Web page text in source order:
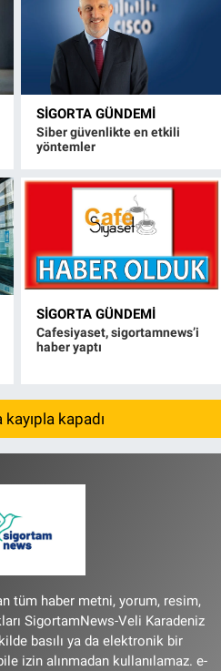
SIGORTA GÜNDEMI
Siber güvenlikte en etkili
yöntemler
SIGORTA GÜNDEMI
Cafesiyaset, sigortamnews’i
haber yaptı
kayıpla kapadı
tüm haber metni, yorum, resim,
SigortamNews-Veli Karadeniz
basılı ya da elektronik bir
izin alınmadan kullanılamaz. e-